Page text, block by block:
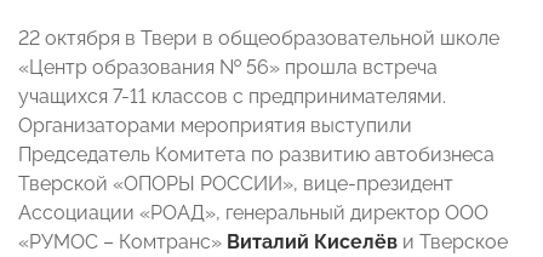
22 октября в Твери в общеобразовательной школе
«Центр образования № 56» прошла встреча
учащихся 7-11 классов с предпринимателями.
Организаторами мероприятия выступили
Председатель Комитета по развитию автобизнеса
Тверской «ОПОРЫ РОССИИ», вице-президент
Ассоциации «РОАД», генеральный директор ООО
«РУМОС – Комтранс» Виталий Киселёв и Тверское